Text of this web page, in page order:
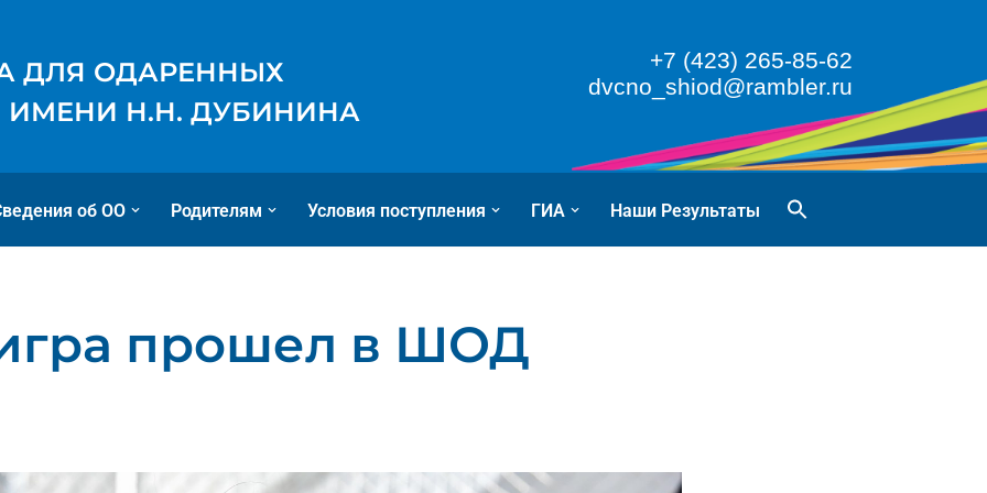
ДЛЯ ОДАРЕННЫХ
ИМЕНИ Н.Н. ДУБИНИНА
+7 (423) 265-85-62
dvcno_shiod@rambler.ru
об ОО Родителям Условия поступления ГИА Наши Результаты
прошел в ШОД